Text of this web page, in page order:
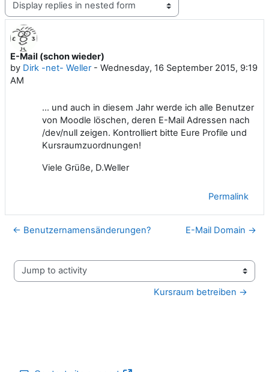
E-Mail (schon wieder)
by Dirk -net- Weller- Wednesday, 16 September 2015, 9:19
AM
Number of replies: 0
... und auch in diesem Jahr werde ich alle Benutzer
von Moodle löschen, deren E-Mail Adressen nach
/dev/null zeigen. Kontrolliert bitte Eure Profile und
Kursraumzuordnungen!
Viele Grüße, D.Weller
Permalink
← Benutzernamensänderungen? E-Mail Domain →
Jump to activity
Kursraum betreiben →